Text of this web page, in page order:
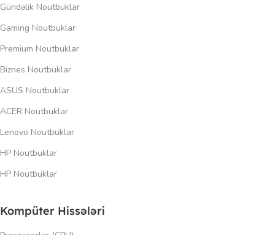
Gündəlik Noutbuklar
Gaming Noutbuklar
Premium Noutbuklar
Biznes Noutbuklar
ASUS Noutbuklar
ACER Noutbuklar
Lenovo Noutbuklar
HP Noutbuklar
HP Noutbuklar
Kompüter Hissələri